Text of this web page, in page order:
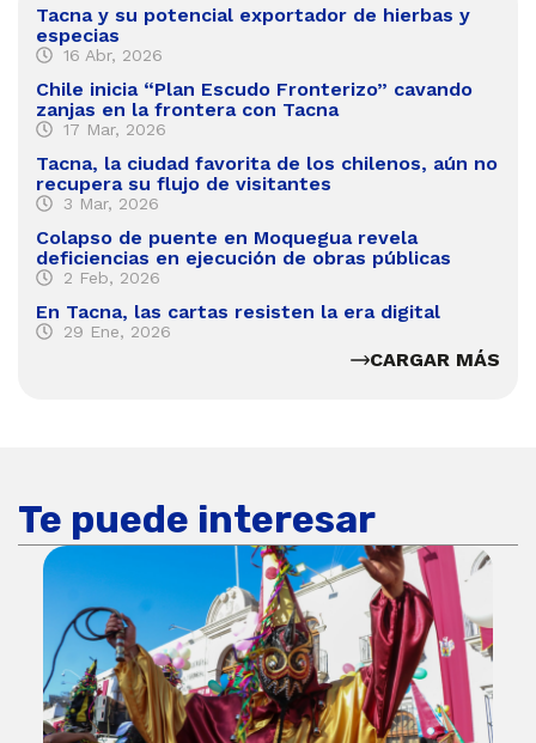
Tacna y su potencial exportador de hierbas y
especias
16 Abr, 2026
Chile inicia “Plan Escudo Fronterizo” cavando
zanjas en la frontera con Tacna
17 Mar, 2026
Tacna, la ciudad favorita de los chilenos, aún no
recupera su flujo de visitantes
3 Mar, 2026
Colapso de puente en Moquegua revela
deficiencias en ejecución de obras públicas
2 Feb, 2026
En Tacna, las cartas resisten la era digital
29 Ene, 2026
CARGAR MÁS
Te puede interesar